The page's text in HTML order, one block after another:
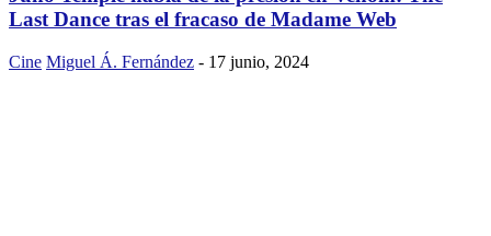
Last Dance tras el fracaso de Madame Web
Cine Miguel Á. Fernández - 17 junio, 2024